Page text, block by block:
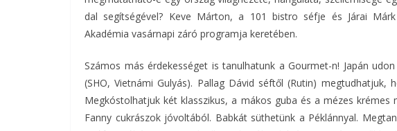
dal segítségével? Keve Márton, a 101 bistro séfje és Járai
Akadémia vasárnapi záró programja keretében.
Számos más érdekességet is tanulhatunk a Gourmet-n! Japán
(SHO, Vietnámi Gulyás). Pallag Dávid séftől (Rutin) megtudhatjuk,
Megkóstolhatjuk két klasszikus, a mákos guba és a mézes
Fanny cukrászok jóvoltából. Babkát süthetünk a Péklánnyal.